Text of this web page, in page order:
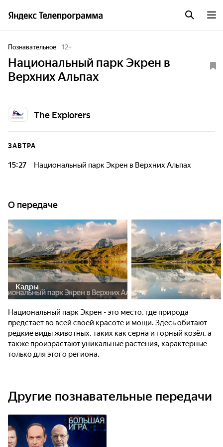
Познавательное 12+
Национальный парк Экрен в
Верхних Альпах
The Explorers
ЗАВТРА
15:27 Национальный парк Экрен в Верхних Альпах
О передаче
Кадры
Национальный парк Экрен - это место, где природа
предстает во всей своей красоте и мощи. Здесь обитают
редкие виды животных, таких как серна и горный козёл, а
также произрастают уникальные растения, характерные
только для этого региона.
Другие познавательные передачи